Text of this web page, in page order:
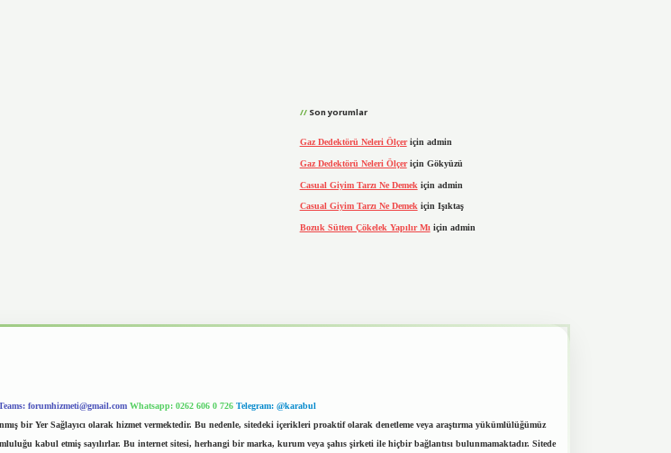
Son yorumlar
Gaz Dedektörü Neleri Ölçeriçin admin
Gaz Dedektörü Neleri Ölçeriçin Gökyüzü
Casual Giyim Tarzı Ne Demek için admin
Casual Giyim Tarzı Ne Demek için Işıktaş
Bozuk Sütten Çökelek Yapılır Mı için admin
forumhizmeti@gmail.com Whatsapp: 0262 606 0 726 Telegram: @karabul
bir Yer Sağlayıcı olarak hizmet vermektedir. Bu nedenle, sitedeki içerikleri proaktif olarak denetleme veya araştırma yükümlülüğümüz
kabul etmiş sayılırlar. Bu internet sitesi, herhangi bir marka, kurum veya şahıs şirketi ile hiçbir bağlantısı bulunmamaktadır. Sitede